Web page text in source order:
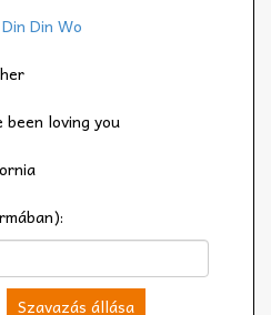
Din Wo
loving you
Szavazás állása